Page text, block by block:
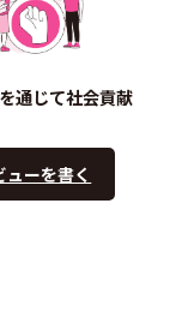
通じて社会貢献
ューを書く